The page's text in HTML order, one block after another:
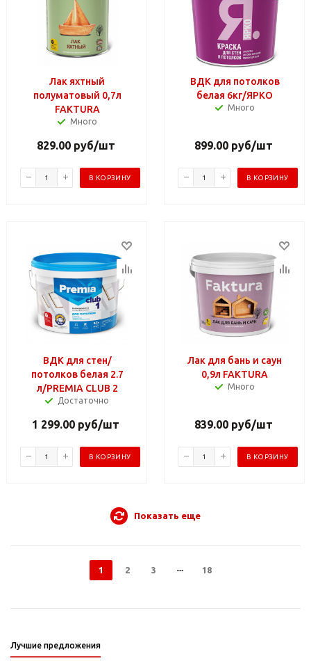
Лак яхтный
полуматовый 0,7л
FAKTURA
Много
829.00руб/шт
В КОРЗИНУ
ВДК для потолков
белая 6кг/ЯРКО
Много
899.00руб/шт
В КОРЗИНУ
ВДК для стен/
потолков белая 2.7
л/PREMIA CLUB 2
Достаточно
1 299.00 руб/шт
В КОРЗИНУ
Лак для бань и саун
0,9л FAKTURA
Много
839.00руб/шт
В КОРЗИНУ
Показать еще
1 2 3 18
Лучшие предложения